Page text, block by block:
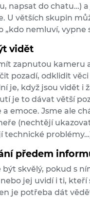
napsat do chatu…)
U větších skupin
„kdo nemluví, vypne
vidět
zapnutou kameru
pozadí, odklidit
je, když jsou vidět i
je to dávat větší
emoce. Jsme ale
(nechtějí
technické
předem
skvělý, pokud s
jej uvidí i ti, kteří
je potřeba dát